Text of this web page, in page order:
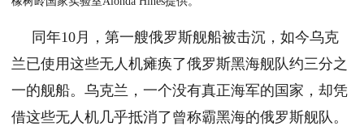
同年10月，第一艘俄罗斯舰船被击沉，如今乌克
兰已使用这些无人机瘫痪了俄罗斯黑海舰队约三分之
一的舰船。乌克兰，一个没有真正海军的国家，却凭
借这些无人机几乎抵消了曾称霸黑海的俄罗斯舰队。